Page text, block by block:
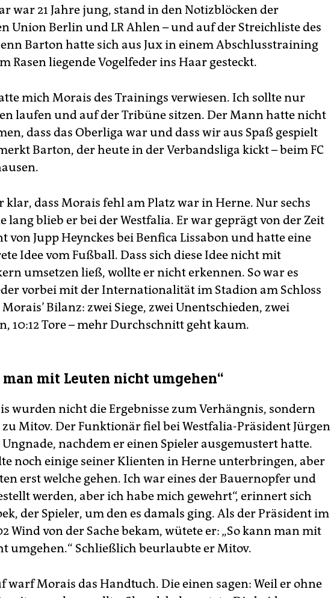
war 21 Jahre jung, stand in den Notizblöcken der
Union Berlin und LR Ahlen – und auf der Streichliste des
Barton hatte sich aus Jux in einem Abschlusstraining
Rasen liegende Vogelfeder ins Haar gesteckt.
mich Morais des Trainings verwiesen. Ich sollte nur
laufen und auf der Tribüne sitzen. Der Mann hatte nicht
dass das Oberliga war und dass wir aus Spaß gespielt
Barton, der heute in der Verbandsliga kickt – beim FC
klar, dass Morais fehl am Platz war in Herne. Nur sechs
lang blieb er bei der Westfalia. Er war geprägt von der Zeit
von Jupp Heynckes bei Benfica Lissabon und hatte eine
Idee vom Fußball. Dass sich diese Idee nicht mit
umsetzen ließ, wollte er nicht erkennen. So war es
vorbei mit der Internationalität im Stadion am Schloss
Bilanz: zwei Siege, zwei Unentschieden, zwei
10:12 Tore – mehr Durchschnitt geht kaum.
man mit Leuten nicht umgehen“
wurden nicht die Ergebnisse zum Verhängnis, sondern
zu Mitov. Der Funktionär fiel bei Westfalia-Präsident Jürgen
nachdem er einen Spieler ausgemustert hatte.
noch einige seiner Klienten in Herne unterbringen, aber
erst welche gehen. Ich war eines der Bauernopfer und
werden, aber ich habe mich gewehrt“, erinnert sich
der Spieler, um den es damals ging. Als der Präsident im
Wind von der Sache bekam, wütete er: „So kann man mit
umgehen.“ Schließlich beurlaubte er Mitov.
warf Morais das Handtuch. Die einen sagen: Weil er ohne